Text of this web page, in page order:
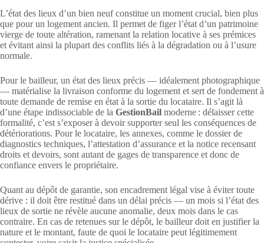
L’état des lieux d’un bien neuf constitue un moment crucial, bien plus
que pour un logement ancien. Il permet de figer l’état d’un patrimoine
vierge de toute altération, ramenant la relation locative à ses prémices
et évitant ainsi la plupart des conflits liés à la dégradation ou à l’usure
normale.
Pour le bailleur, un état des lieux précis — idéalement photographique
— matérialise la livraison conforme du logement et sert de fondement à
toute demande de remise en état à la sortie du locataire. Il s’agit là
d’une étape indissociable de la GestionBail moderne : délaisser cette
formalité, c’est s’exposer à devoir supporter seul les conséquences de
détériorations. Pour le locataire, les annexes, comme le dossier de
diagnostics techniques, l’attestation d’assurance et la notice recensant
droits et devoirs, sont autant de gages de transparence et donc de
confiance envers le propriétaire.
Quant au dépôt de garantie, son encadrement légal vise à éviter toute
dérive : il doit être restitué dans un délai précis — un mois si l’état des
lieux de sortie ne révèle aucune anomalie, deux mois dans le cas
contraire. En cas de retenues sur le dépôt, le bailleur doit en justifier la
nature et le montant, faute de quoi le locataire peut légitimement